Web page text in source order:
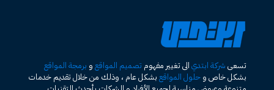
تسعى شركة ابتدي الى تغيير مفهوم تصميم المواقع و برمجة المواقع
بشكل خاص و حلول المواقع بشكل عام ، وذلك من خلال تقديم خدمات